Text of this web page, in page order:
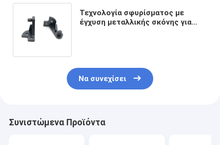
Τεχνολογία σφυρίσματος με
έγχυση μεταλλικής σκόνης για
Να συνεχίσει
Συνιστώμενα Προϊόντα